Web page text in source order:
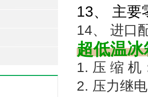
13、 主要
14、 进口
超低温
1. 压 缩 机
2. 压力继